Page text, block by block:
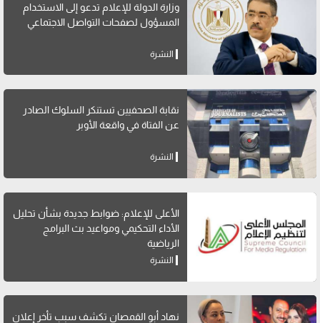
وزارة الدولة للإعلام تدعو إلى الاستخدام
المسؤول لصفحات التواصل الاجتماعي
النشرة
نقابة الصحفيين تستنكر السلوك الصادر
عن الفتاة في واقعة الأوبر
النشرة
الأعلى للإعلام: ضوابط جديدة بشأن تحليل
الأداء التحكيمي ومواعيد بث البرامج
الرياضية
النشرة
نهاد أبو القمصان تكشف سبب تأخر إعلان